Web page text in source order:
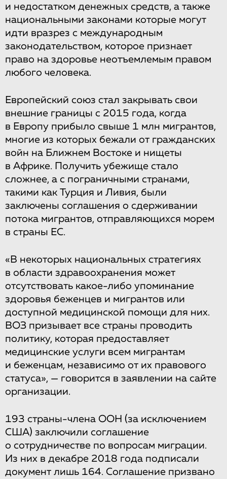
и недостатком денежных средств, а также
национальными законами которые могут
идти вразрез с международным
законодательством, которое признает
право на здоровье неотъемлемым правом
любого человека.
Европейский союз стал закрывать свои
внешние границы с 2015 года, когда
в Европу прибыло свыше 1 млн мигрантов,
многие из которых бежали от гражданских
войн на Ближнем Востоке и нищеты
в Африке. Получить убежище стало
сложнее, а с пограничными странами,
такими как Турция и Ливия, были
заключены соглашения о сдерживании
потока мигрантов, отправляющихся морем
в страны ЕС.
«В некоторых национальных стратегиях
в области здравоохранения может
отсутствовать какое-либо упоминание
здоровья беженцев и мигрантов или
доступной медицинской помощи для них.
ВОЗ призывает все страны проводить
политику, которая предоставляет
медицинские услуги всем мигрантам
и беженцам, независимо от их правового
статуса», — говорится в заявлении на сайте
организации.
193 страны-члена ООН (за исключением
США) заключили соглашение
о сотрудничестве по вопросам миграции.
Из них в декабре 2018 года подписали
документ лишь 164. Соглашение призвано